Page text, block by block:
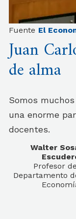
Fuente El
Juan
de alma
Somos
una enorme
docentes.
Walter
Profesor
Departamento